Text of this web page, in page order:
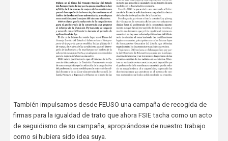
También impulsamos desde FEUSO una campaña de recogida de
firmas para la igualdad de trato que ahora FSIE tacha como un acto
de seguidismo de su campaña, apropiándose de nuestro trabajo
como si hubiera sido idea suya.